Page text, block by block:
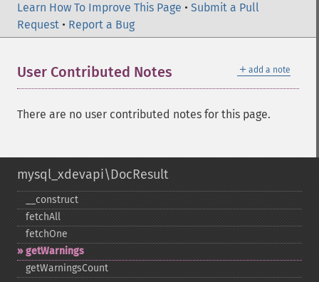
Learn How To Improve This Page • Submit a Pull
Request • Report a Bug
＋ add a note
User Contributed Notes
There are no user contributed notes for this page.
mysql_xdevapi\DocResult
_​_​construct
fetchAll
fetchOne
getWarnings
getWarningsCount